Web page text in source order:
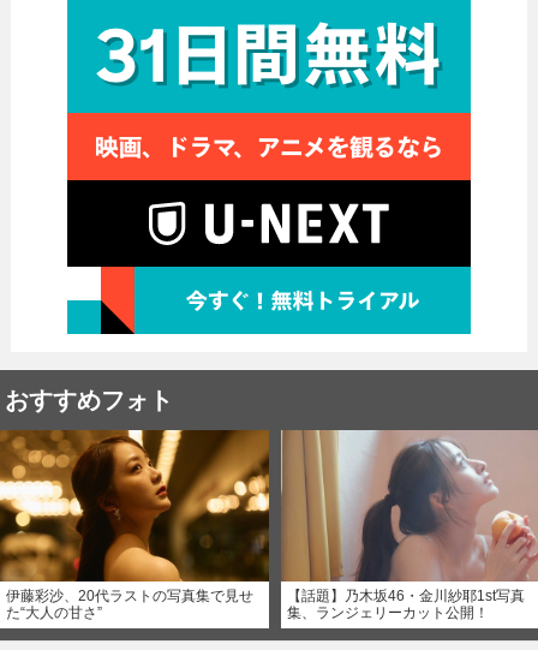
おすすめフォト
伊藤彩沙、20代ラストの写真集で見せ
た“大人の甘さ”
【話題】乃木坂46・金川紗耶1st写真
集、ランジェリーカット公開！